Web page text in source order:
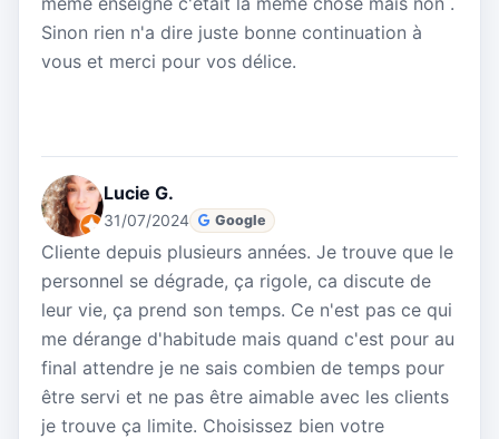
Sinon rien n'a dire juste bonne continuation à
vous et merci pour vos délice.
Lucie G.
31/07/2024 Google
Cliente depuis plusieurs années. Je trouve que le
personnel se dégrade, ça rigole, ca discute de
leur vie, ça prend son temps. Ce n'est pas ce qui
me dérange d'habitude mais quand c'est pour au
final attendre je ne sais combien de temps pour
être servi et ne pas être aimable avec les clients
je trouve ça limite. Choisissez bien votre